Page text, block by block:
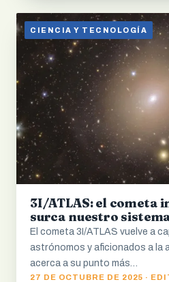
CIENCIA Y TECNOLOGÍA
3I/ATLAS: el cometa
surca nuestro
El cometa 3I/ATLAS vuelve a
astrónomos y aficionados a la
acerca a su punto más…
27 DE OCTUBRE DE 2025 ·